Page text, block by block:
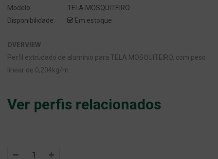
Modelo:
TELA MOSQUITEIRO
Disponibilidade:
Em estoque
OVERVIEW
Perfil extrudado de alumínio para TELA MOSQUITEIRO, com peso
linear de 0,204kg/m.
Ver perfis relacionados